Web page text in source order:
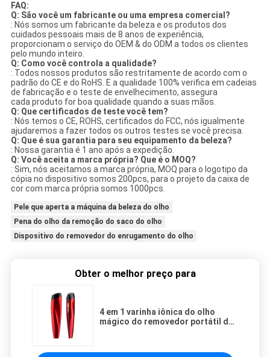
FAQ:
Q: São você um fabricante ou uma empresa comercial?
: Nós somos um fabricante da beleza e os produtos dos
cuidados pessoais mais de 8 anos de experiência,
proporcionam o serviço do OEM & do ODM a todos os clientes
pelo mundo inteiro.
Q: Como você controla a qualidade?
: Todos nossos produtos são restritamente de acordo com o
padrão do CE e do RoHS. E a qualidade 100% verifica em cadeias
de fabricação e o teste de envelhecimento, assegura
cada produto for boa qualidade quando a suas mãos.
Q: Que certificados de teste você tem?
: Nós temos o CE, ROHS, certificados do FCC, nós igualmente
ajudaremos a fazer todos os outros testes se você precisa.
Q: Que é sua garantia para seu equipamento da beleza?
: Nossa garantia é 1 ano após a expedição.
Q: Você aceita a marca própria? Que é o MOQ?
: Sim, nós aceitamos a marca própria, MOQ para o logotipo da
cópia no dispositivo somos 200pcs, para o projeto da caixa de
cor com marca própria somos 1000pcs.
Pele que aperta a máquina da beleza do olho
Pena do olho da remoção do saco do olho
Dispositivo do removedor do enrugamento do olho
Obter o melhor preço para
4 em 1 varinha iônica do olho
mágico do removedor portátil do